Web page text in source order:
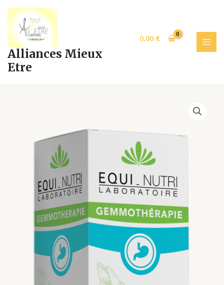
Aller
contenu
Alliances Mieux
Etre
0,00 €